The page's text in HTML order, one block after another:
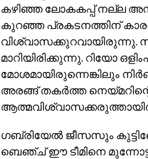
കഴിഞ്ഞ ലോകകപ്പ് നല്ല
കുറഞ്ഞ പ്രകടനത്തിന്
വിശ്വാസക്കുറവായിരുന്നു.
മാറിയിരിക്കുന്നു. റിയോ
മോശമായിരുന്നെങ്കിലും
അരങ്ങ് തകര്‍ത്ത
ഗബ്രിയേല്‍ ജീസസും
ബെഞ്ച് ഈ ടീമിനെ